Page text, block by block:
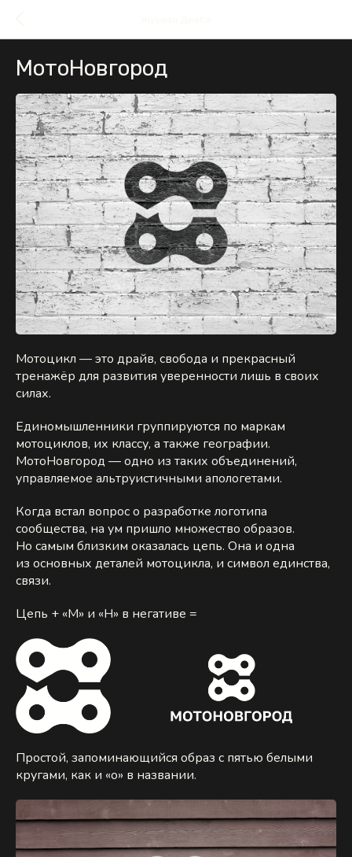
МотоНовгород
Мотоцикл — это драйв, свобода и прекрасный
тренажёр для развития уверенности лишь в своих
силах.
Единомышленники группируются по маркам
мотоциклов, их классу, а также географии.
МотоНовгород — одно из таких объединений,
управляемое альтруистичными апологетами.
Когда встал вопрос о разработке логотипа
сообщества, на ум пришло множество образов.
Но самым близким оказалась цепь. Она и одна
из основных деталей мотоцикла, и символ единства,
связи.
Цепь + «М» и «Н» в негативе =
Простой, запоминающийся образ с пятью белыми
кругами, как и «о» в названии.